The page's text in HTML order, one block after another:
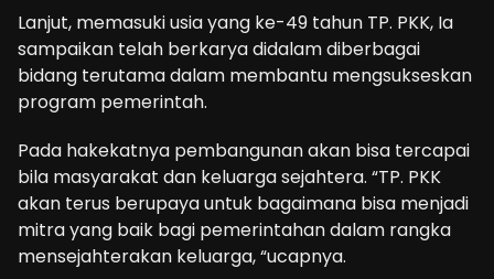
Lanjut, memasuki usia yang ke-49 tahun TP. PKK, Ia
sampaikan telah berkarya didalam diberbagai
bidang terutama dalam membantu mengsukseskan
program pemerintah.
Pada hakekatnya pembangunan akan bisa tercapai
bila masyarakat dan keluarga sejahtera. “TP. PKK
akan terus berupaya untuk bagaimana bisa menjadi
mitra yang baik bagi pemerintahan dalam rangka
mensejahterakan keluarga, “ucapnya.